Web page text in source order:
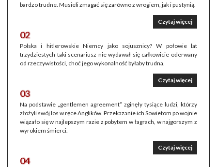
bardzo trudne. Musieli zmagać się zarówno z wrogiem, jak i pustynią.
Czytaj więcej
02
Polska i hitlerowskie Niemcy jako sojusznicy? W połowie lat
trzydziestych taki scenariusz nie wydawał się całkowicie oderwany
od rzeczywistości, choć jego wykonalność byłaby trudna.
Czytaj więcej
03
Na podstawie „gentlemen agreement” zginęły tysiące ludzi, którzy
złożyli swój los w ręce Anglików. Przekazanie ich Sowietom po wojnie
wiązało się w najlepszym razie z pobytem w łagrach, w najgorszym z
wyrokiem śmierci.
Czytaj więcej
04